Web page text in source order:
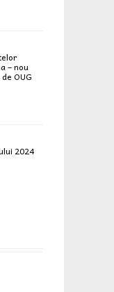
– nou
OUG
2024